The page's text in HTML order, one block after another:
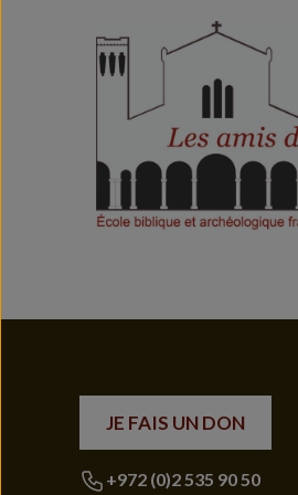
JE FAIS UN DON
+972 (0)2 535 90 50